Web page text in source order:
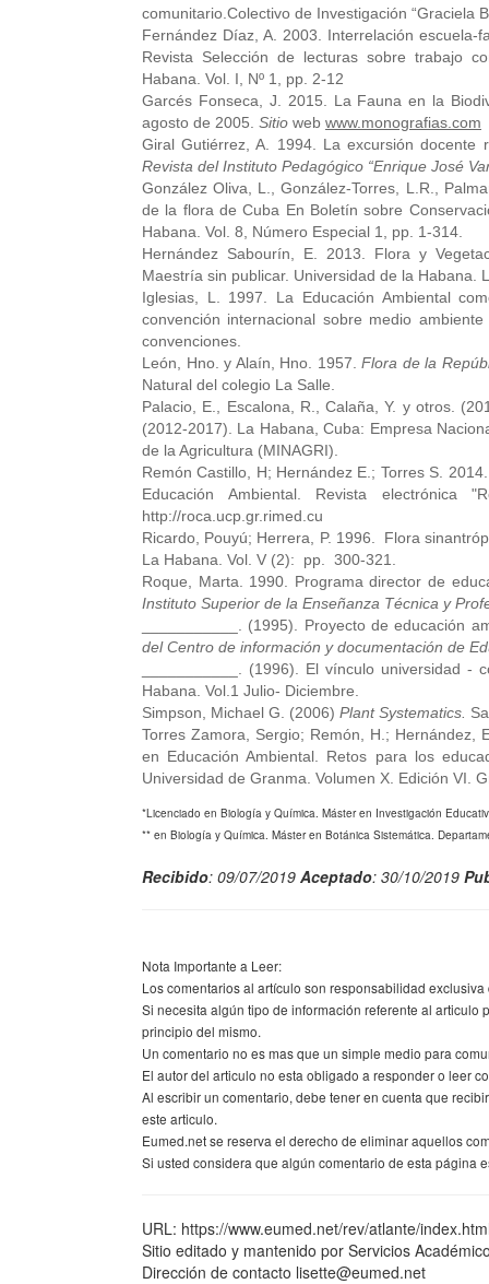
comunitario.Colectivo de Investigación “Graciela
Fernández Díaz, A. 2003. Interrelación escuela-
Revista Selección de lecturas sobre trabajo
Habana. Vol. I, Nº 1, pp. 2-12
Garcés Fonseca, J. 2015. La Fauna en la
agosto de 2005. Sitio web www.monografias.com
Giral Gutiérrez, A. 1994. La excursión docente
Revista del Instituto Pedagógico “Enrique José
González Oliva, L., González-Torres, L.R.,
de la flora de Cuba En Boletín sobre
Habana. Vol. 8, Número Especial 1, pp. 1-314.
Hernández Sabourín, E. 2013. Flora y
Maestría sin publicar. Universidad de la Habana.
Iglesias, L. 1997. La Educación Ambiental
convención internacional sobre medio
convenciones.
León, Hno. y Alaín, Hno. 1957.Flora de la
Natural del colegio La Salle.
Palacio, E., Escalona, R., Calaña, Y. y otros.
(2012-2017). La Habana, Cuba: Empresa
de la Agricultura (MINAGRI).
Remón Castillo, H; Hernández E.; Torres S.
Educación Ambiental. Revista electrónica
http://roca.ucp.gr.rimed.cu
Ricardo, Pouyú; Herrera, P. 1996. Flora
La Habana. Vol. V (2): pp. 300-321.
Roque, Marta. 1990. Programa director de
Instituto Superior de la Enseñanza Técnica y
___________. (1995). Proyecto de educación
del Centro de información y documentación de
___________. (1996). El vínculo universidad -
Habana. Vol.1 Julio- Diciembre.
Simpson, Michael G. (2006) Plant Systematics.
Torres Zamora, Sergio; Remón, H.; Hernández,
en Educación Ambiental. Retos para los
Universidad de Granma. Volumen X. Edición VI.
*Licenciado en Biología y Química. Máster en Investigación
** en Biología y Química. Máster en Botánica Sistemática.
Recibido: 09/07/2019 Aceptado: 30/10/2019
Nota Importante a Leer:
Los comentarios al artículo son responsabilidad exclusiva
Si necesita algún tipo de información referente al
principio del mismo.
Un comentario no es mas que un simple medio para
El autor del articulo no esta obligado a responder o leer
Al escribir un comentario, debe tener en cuenta que
este articulo.
Eumed.net se reserva el derecho de eliminar aquellos
Si usted considera que algún comentario de esta página
URL: https://www.eumed.net/rev/atlante/
Sitio editado y mantenido por Servicios
Dirección de contacto lisette@eumed.net